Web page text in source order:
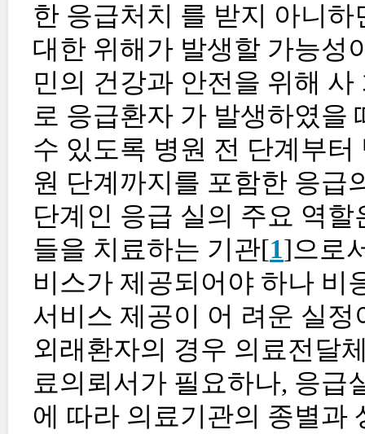
한 응급처치 를 받지 아니
대한 위해가 발생할 가능성
민의 건강과 안전을 위해
로 응급환자 가 발생하였을
수 있도록 병원 전 단계부
원 단계까지를 포함한 응급
단계인 응급 실의 주요 역
들을 치료하는 기관[1]으로
비스가 제공되어야 하나 비
서비스 제공이 어 려운 실정
외래환자의 경우 의료전달
료의뢰서가 필요하나, 응급
에 따라 의료기관의 종별과